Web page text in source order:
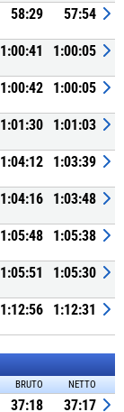
58:29 57:54
1:00:41 1:00:05
1:00:42 1:00:05
1:01:30 1:01:03
1:04:12 1:03:39
1:04:16 1:03:48
1:05:48 1:05:38
1:05:51 1:05:30
1:12:56 1:12:31
BRUTO NETTO
37:18 37:17